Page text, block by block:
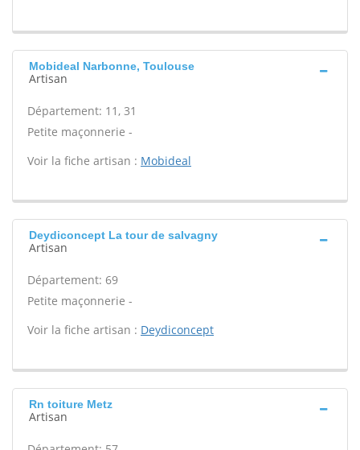
Mobideal Narbonne, Toulouse
Artisan
Département: 11, 31
Petite maçonnerie -
Voir la fiche artisan : Mobideal
Deydiconcept La tour de salvagny
Artisan
Département: 69
Petite maçonnerie -
Voir la fiche artisan : Deydiconcept
Rn toiture Metz
Artisan